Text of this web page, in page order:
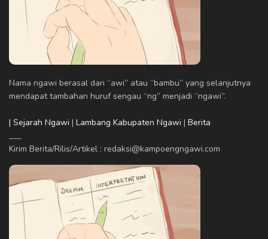
Nama ngawi berasal dari “awi” atau “bambu” yang selanjutnya
mendapat tambahan huruf sengau “ng” menjadi “ngawi”.
| Sejarah Ngawi | Lambang Kabupaten Ngawi | Berita
___
Kirim Berita/Rilis/Artikel : redaksi@kampoengngawi.com